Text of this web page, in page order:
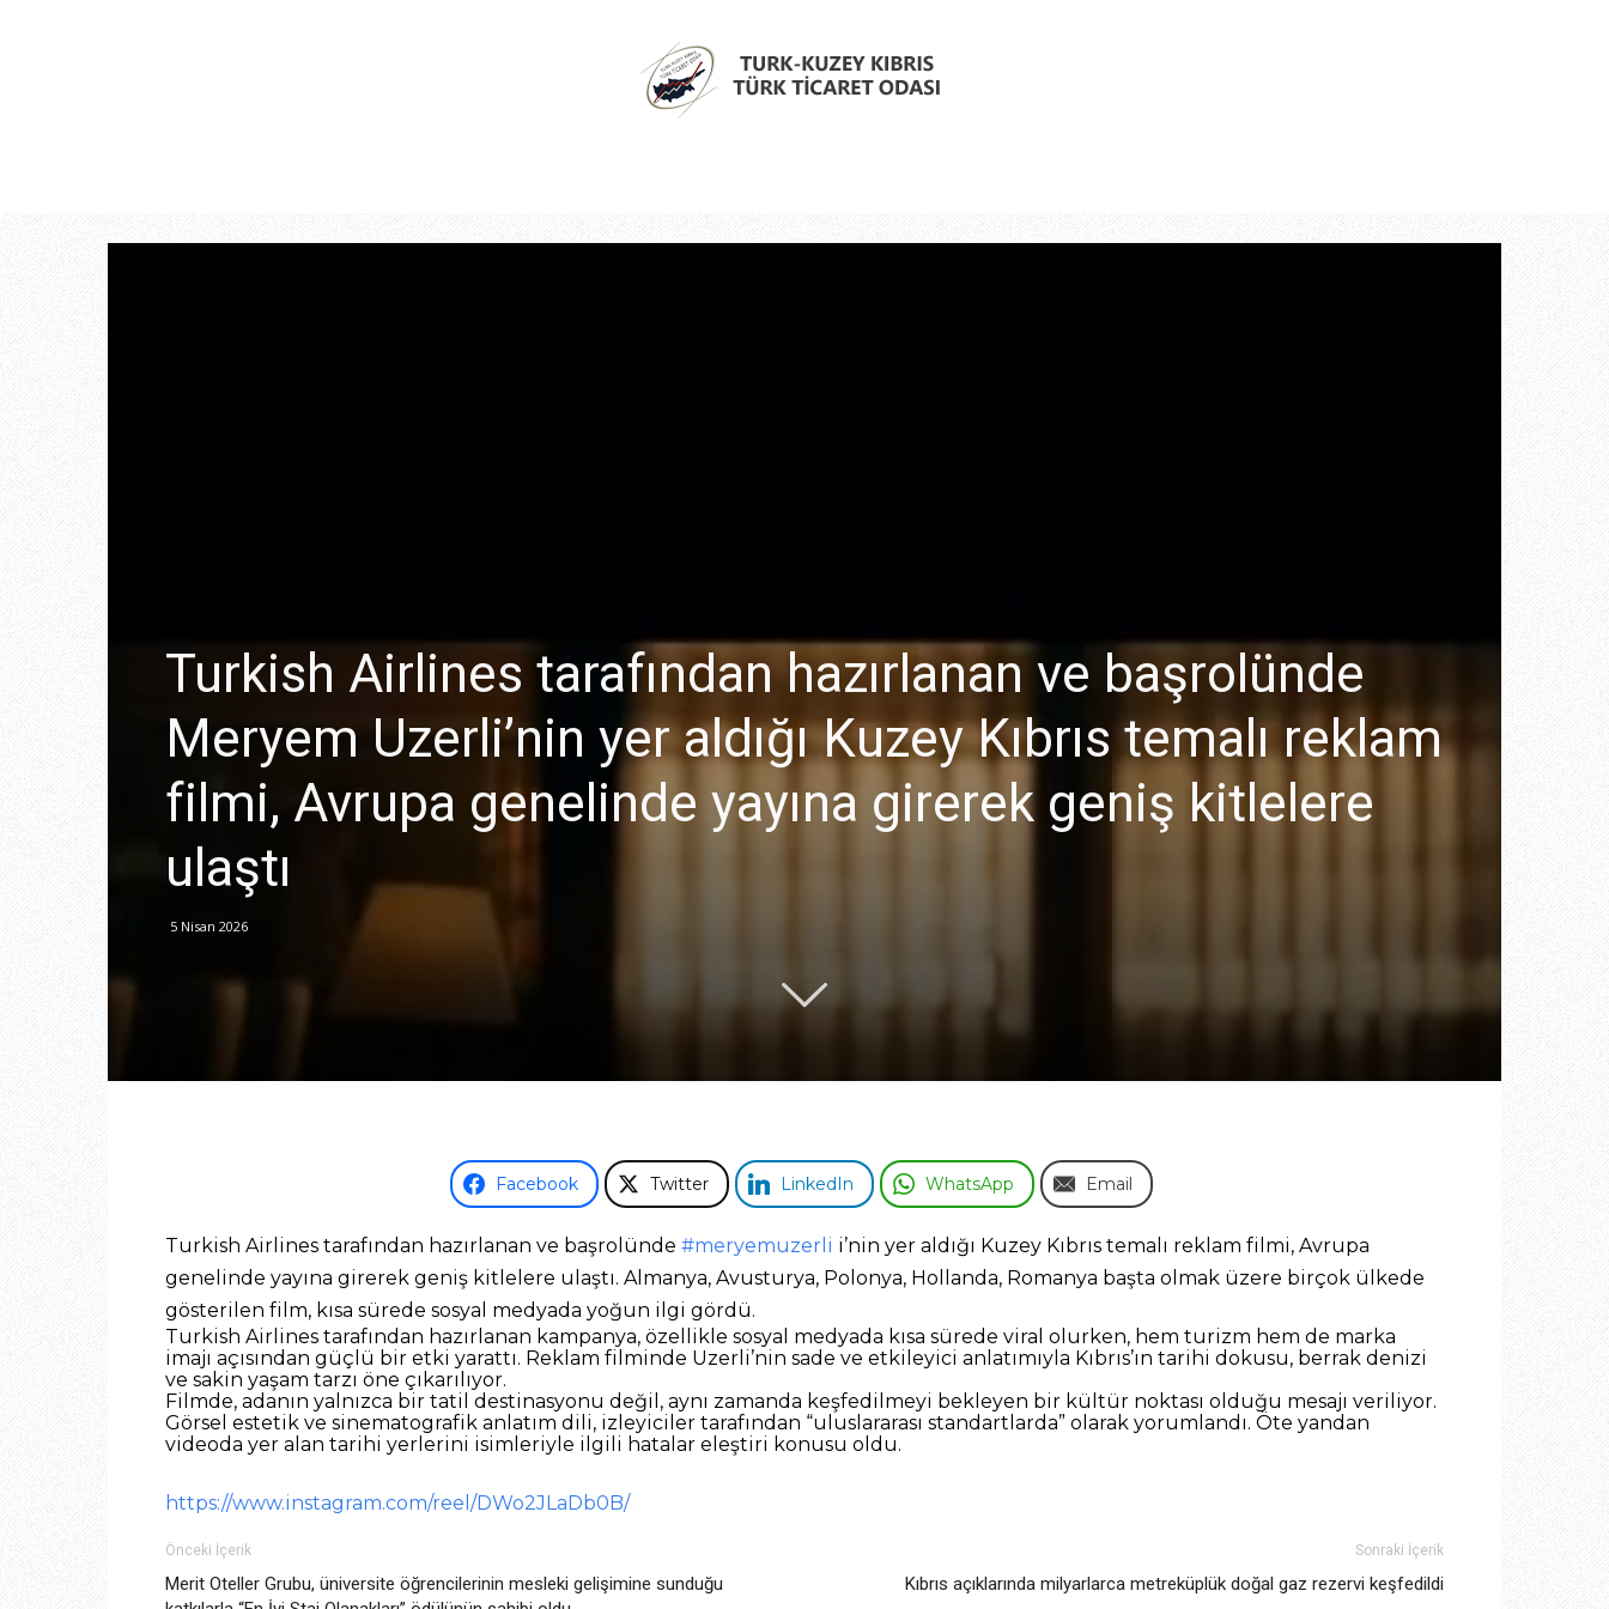
Ticaret
Odası
Turkish Airlines tarafından hazırlanan ve başrolünde
Meryem Uzerli’nin yer aldığı Kuzey Kıbrıs temalı reklam
filmi, Avrupa genelinde yayına girerek geniş kitlelere
ulaştı
5 Nisan 2026
Facebook Twitter LinkedIn WhatsApp Email
Turkish Airlines tarafından hazırlanan ve başrolünde #meryemuzerli i’nin yer aldığı Kuzey Kıbrıs temalı reklam filmi, Avrupa
genelinde yayına girerek geniş kitlelere ulaştı. Almanya, Avusturya, Polonya, Hollanda, Romanya başta olmak üzere birçok ülkede
gösterilen film, kısa sürede sosyal medyada yoğun ilgi gördü.
Turkish Airlines tarafından hazırlanan kampanya, özellikle sosyal medyada kısa sürede viral olurken, hem turizm hem de marka
imajı açısından güçlü bir etki yarattı. Reklam filminde Uzerli’nin sade ve etkileyici anlatımıyla Kıbrıs’ın tarihi dokusu, berrak denizi
ve sakin yaşam tarzı öne çıkarılıyor.
Filmde, adanın yalnızca bir tatil destinasyonu değil, aynı zamanda keşfedilmeyi bekleyen bir kültür noktası olduğu mesajı veriliyor.
Görsel estetik ve sinematografik anlatım dili, izleyiciler tarafından “uluslararası standartlarda” olarak yorumlandı. Öte yandan
videoda yer alan tarihi yerlerini isimleriyle ilgili hatalar eleştiri konusu oldu.
https://www.instagram.com/reel/DWo2JLaDb0B/
Önceki İçerik
Merit Oteller Grubu, üniversite öğrencilerinin mesleki gelişimine sunduğu
Sonraki İçerik
Kıbrıs açıklarında milyarlarca metreküplük doğal gaz rezervi keşfedildi